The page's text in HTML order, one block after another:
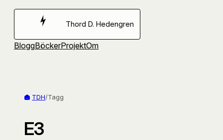
Hoppa
Thord D. Hedengren
BloggBöckerProjektOm
TDH/Tagg
E3